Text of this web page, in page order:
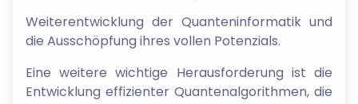
Weiterentwicklung der Quanteninformatik und
die Ausschöpfung ihres vollen Potenzials.
Eine weitere wichtige Herausforderung ist die
Entwicklung effizienter Quantenalgorithmen, die